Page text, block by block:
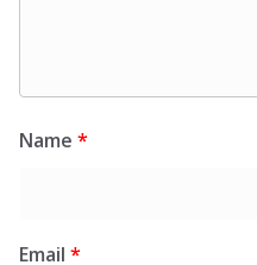
Name *
Email *